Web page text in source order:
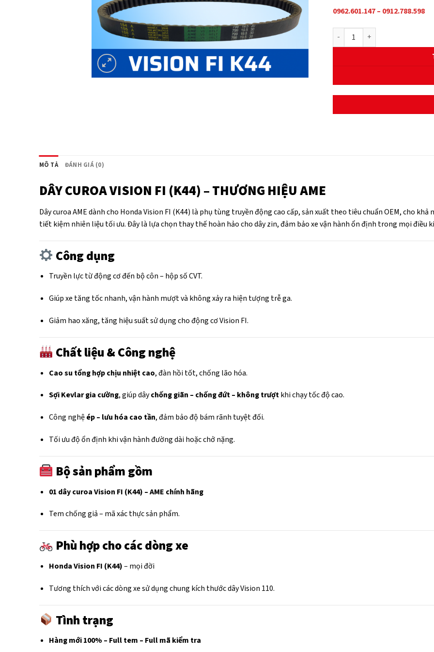
0962.601.147 – 0912.788.598
DÂY CUROA VISION FI(K44) số
MÔ TẢ ĐÁNH GIÁ (0)
DÂY CUROA VISION FI (K44) – THƯƠNG HIỆU AME
Dây curoa AME dành cho Honda Vision FI (K44) là phụ tùng truyền động cao cấp, sản xuất theo tiêu chuẩn OEM, cho
tiết kiệm nhiên liệu tối ưu. Đây là lựa chọn thay thế hoàn hảo cho dây zin, đảm bảo xe vận hành ổn định trong mọi điều
Công dụng
Truyền lực từ động cơ đến bộ côn – hộp số CVT.
Giúp xe tăng tốc nhanh, vận hành mượt và không xảy ra hiện tượng trễ ga.
Giảm hao xăng, tăng hiệu suất sử dụng cho động cơ Vision FI.
Chất liệu & Công nghệ
Cao su tổng hợp chịu nhiệt cao, đàn hồi tốt, chống lão hóa.
Sợi Kevlar gia cường, giúp dâychống giãn – chống đứt – không trượtkhi chạy tốc độ cao.
Công nghệép – lưu hóa cao tần, đảm bảo độ bám rãnh tuyệt đối.
Tối ưu độ ổn định khi vận hành đường dài hoặc chở nặng.
Bộ sản phẩm gồm
01 dây curoa Vision FI (K44) – AME chính hãng
Tem chống giả – mã xác thực sản phẩm.
Phù hợp cho các dòng xe
Honda Vision FI (K44)– mọi đời
Tương thích với các dòng xe sử dụng chung kích thước dây Vision 110.
Tình trạng
Hàng mới 100% – Full tem – Full mã kiểm tra